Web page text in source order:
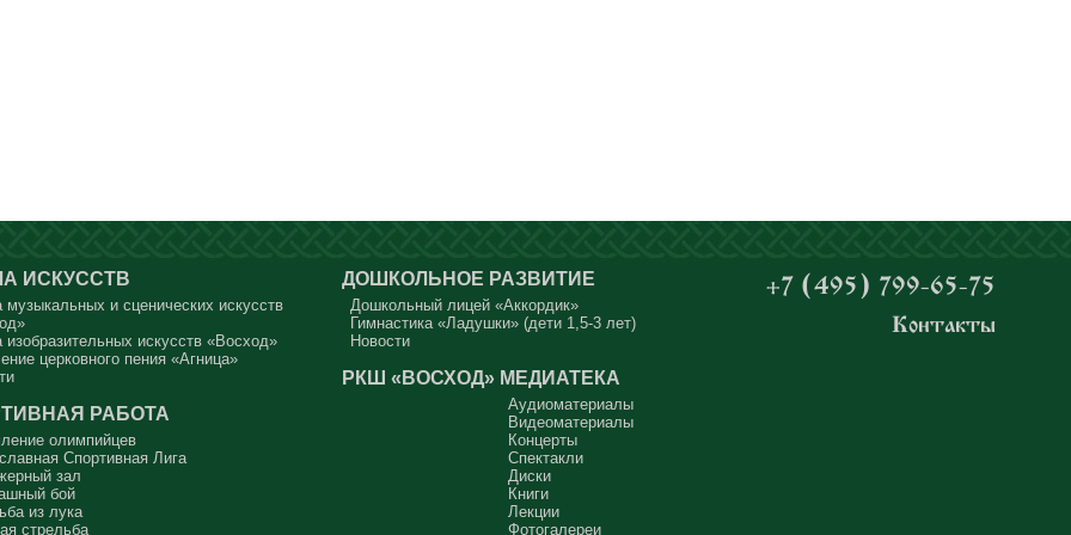
ИСКУССТВ
и сценических искусств
искусств «Восход»
церковного пения «Агница»
РАБОТА
олимпийцев
Спортивная Лига
зал
бой
из лука
стрельба
ДОШКОЛЬНОЕ РАЗВИТИЕ
Дошкольный лицей «Аккордик»
Гимнастика «Ладушки» (дети 1,5-3 лет)
Новости
РКШ «ВОСХОД» МЕДИАТЕКА
Аудиоматериалы
Видеоматериалы
Концерты
Спектакли
Диски
Книги
Лекции
Фотогалереи
+7 (495) 799-65-75
Контакты